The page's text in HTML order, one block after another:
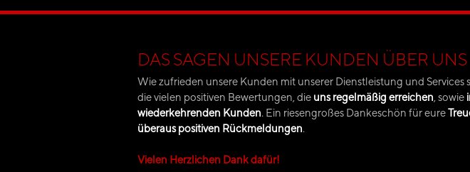
DAS SAGEN UNSERE KUNDEN ÜBER UNS
Wie zufrieden unsere Kunden mit unserer Dienstleistung und Services
die vielen positiven Bewertungen, die uns regelmäßig erreichen , sowie
wiederkehrenden Kunden. Ein riesengroßes Dankeschön für eure
überaus positiven Rückmeldungen.
Vielen Herzlichen Dank dafür!